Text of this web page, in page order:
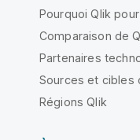
Pourquoi Qlik
Comparaison de
Partenaires
Sources et cibles
Régions Qlik